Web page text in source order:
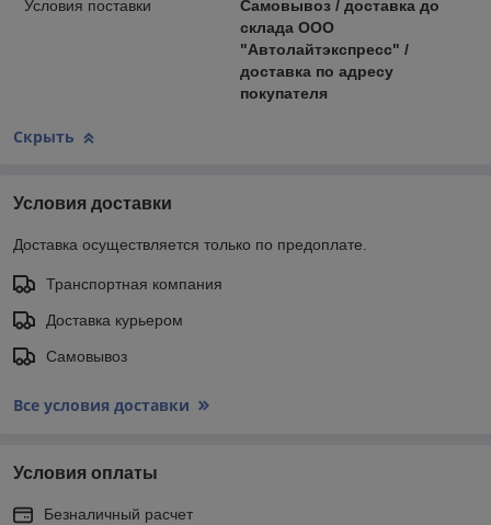
Условия поставки
Самовывоз / доставка до
склада ООО
"Автолайтэкспресс" /
доставка по адресу
покупателя
Скрыть
Условия доставки
Доставка осуществляется только по предоплате.
Транспортная компания
Доставка курьером
Самовывоз
Все условия доставки
Условия оплаты
Безналичный расчет